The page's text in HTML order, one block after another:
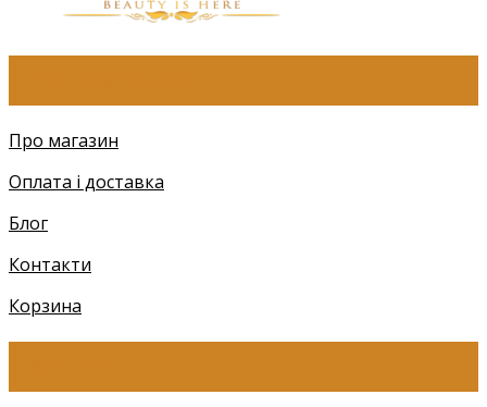
Про магазин
Оплата і доставка
Блог
Контакти
Корзина